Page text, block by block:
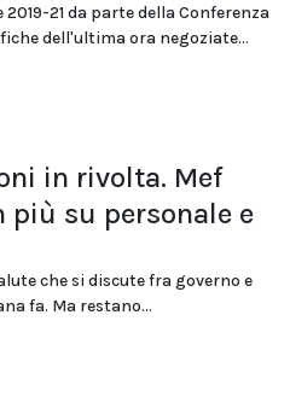
21 da parte della Conferenza
dell'ultima ora negoziate...
in rivolta. Mef
più su personale e
che si discute fra governo e
fa. Ma restano...